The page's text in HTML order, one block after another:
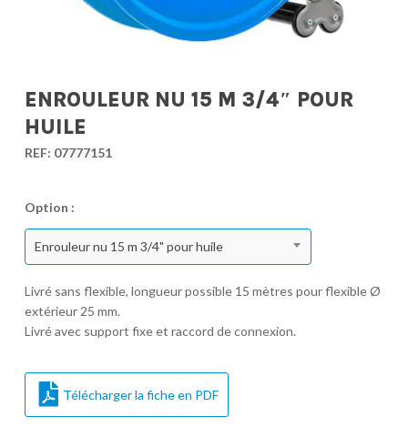
ENROULEUR NU 15 M 3/4″ POUR
HUILE
REF: 07777151
Option :
Enrouleur nu 15 m 3/4" pour huile
Livré sans flexible, longueur possible 15 mètres pour flexible Ø
extérieur 25 mm.
Livré avec support fixe et raccord de connexion.
Télécharger la fiche en PDF